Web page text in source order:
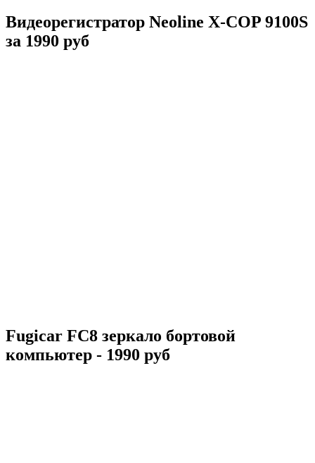
Видеорегистратор Neoline X-COP 9100S
за 1990 руб
Fugicar FC8 зеркало бортовой
компьютер - 1990 руб